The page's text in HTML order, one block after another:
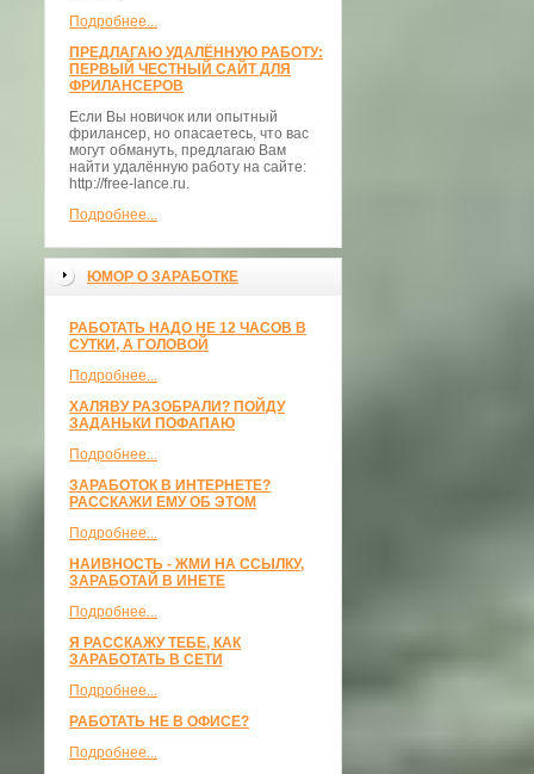
Подробнее...
ПРЕДЛАГАЮ УДАЛЁННУЮ РАБОТУ:
ПЕРВЫЙ ЧЕСТНЫЙ САЙТ ДЛЯ
ФРИЛАНСЕРОВ
Если Вы новичок или опытный
фрилансер, но опасаетесь, что вас
могут обмануть, предлагаю Вам
найти удалённую работу на сайте:
http://free-lance.ru.
Подробнее...
ЮМОР О ЗАРАБОТКЕ
РАБОТАТЬ НАДО НЕ 12 ЧАСОВ В
СУТКИ, А ГОЛОВОЙ
Подробнее...
ХАЛЯВУ РАЗОБРАЛИ? ПОЙДУ
ЗАДАНЬКИ ПОФАПАЮ
Подробнее...
ЗАРАБОТОК В ИНТЕРНЕТЕ?
РАССКАЖИ ЕМУ ОБ ЭТОМ
Подробнее...
НАИВНОСТЬ - ЖМИ НА ССЫЛКУ,
ЗАРАБОТАЙ В ИНЕТЕ
Подробнее...
Я РАССКАЖУ ТЕБЕ, КАК
ЗАРАБОТАТЬ В СЕТИ
Подробнее...
РАБОТАТЬ НЕ В ОФИСЕ?
Подробнее...